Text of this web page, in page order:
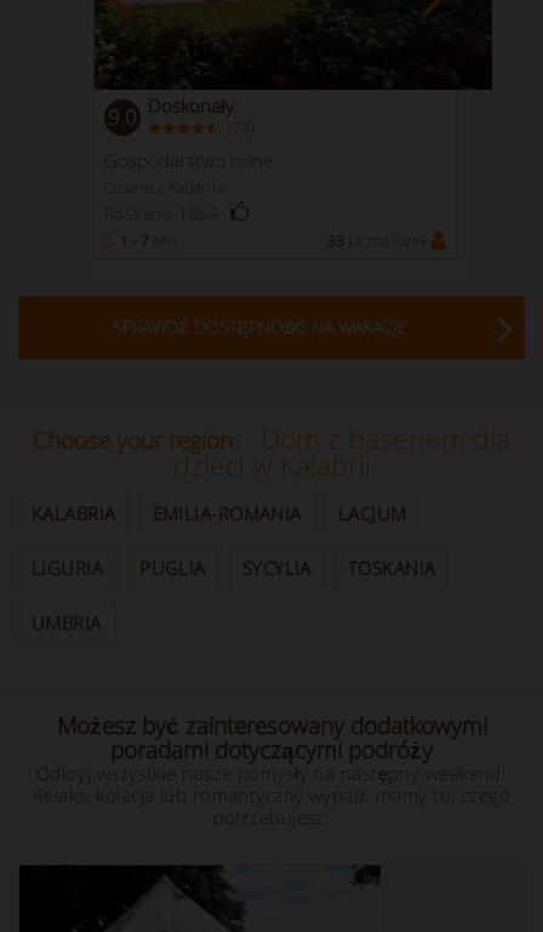
9.0 Doskonały
( 74 )
Gospodarstwo rolne
Cosenza Kalabria
Rossano 1664
1 - 7 Min 33 Liczba lózek
SPRAWDŹ DOSTĘPNOŚĆ NA WAKACJE
Choose your region: - Dom z basenem dla
dzieci w Kalabrii
KALABRIA EMILIA-ROMANIA LACJUM
LIGURIA PUGLIA SYCYLIA TOSKANIA
UMBRIA
Możesz być zainteresowany dodatkowymi
poradami dotyczącymi podróży
Odkryj wszystkie nasze pomysły na następny weekend!
Relaks, kolacja lub romantyczny wypad: mamy to, czego
potrzebujesz!